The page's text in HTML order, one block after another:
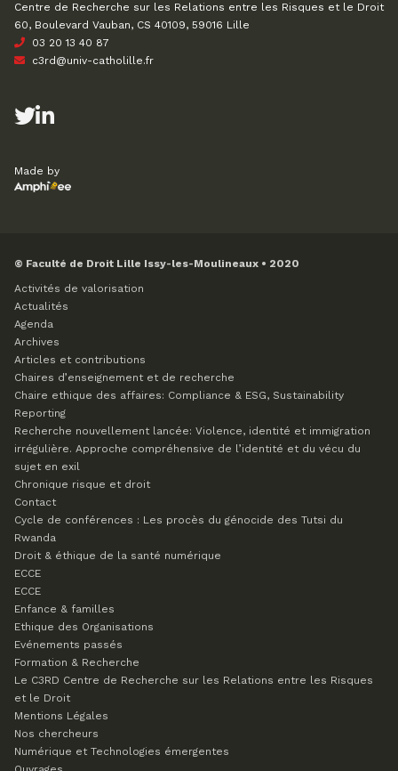
Centre de Recherche sur les Relations entre les Risques et le Droit
60, Boulevard Vauban, CS 40109, 59016 Lille
03 20 13 40 87
c3rd@univ-catholille.fr
Made by
© Faculté de Droit Lille Issy-les-Moulineaux • 2020
Activités de valorisation
Actualités
Agenda
Archives
Articles et contributions
Chaires d’enseignement et de recherche
Chaire ethique des affaires: Compliance & ESG, Sustainability
Reporting
Recherche nouvellement lancée: Violence, identité et immigration
irrégulière. Approche compréhensive de l’identité et du vécu du
sujet en exil
Chronique risque et droit
Contact
Cycle de conférences : Les procès du génocide des Tutsi du
Rwanda
Droit & éthique de la santé numérique
ECCE
ECCE
Enfance & familles
Ethique des Organisations
Evénements passés
Formation & Recherche
Le C3RD Centre de Recherche sur les Relations entre les Risques
et le Droit
Mentions Légales
Nos chercheurs
Numérique et Technologies émergentes